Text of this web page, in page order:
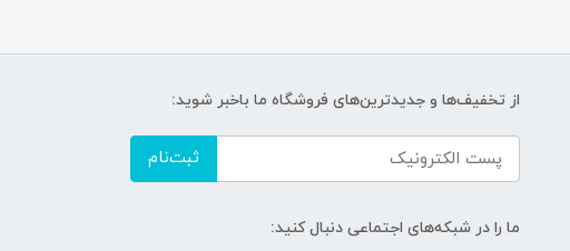
از تخفیف‌ها و جدیدترین‌های فروشگاه ما باخبر شوید:
ثبت‌نام
ما را در شبکه‌های اجتماعی دنبال کنید: